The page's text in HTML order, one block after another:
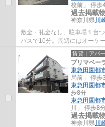
校前」 停歩
過去掲載
神奈川県川
敷金・礼金なし、駐車場１台
バスで10分。周辺にはオーケ
境となっております。センタ
賃貸｜アパ
プリマベー
東急田園都
局前」 停歩
東急田園都
歩8分
東急田園都
川」 停歩8
過去掲載
神奈川県川